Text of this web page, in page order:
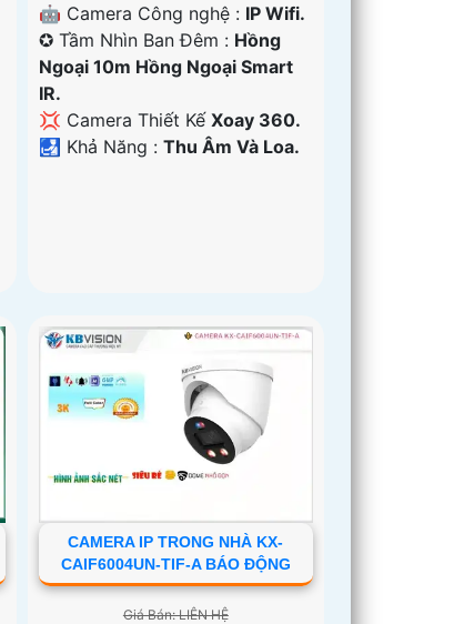
🤖️ Camera Công nghệ : IP Wifi.
✪ Tầm Nhìn Ban Đêm : Hồng
Ngoại 10m Hồng Ngoại Smart
IR.
💢 Camera Thiết KếXoay 360.
️🛃 Khả Năng :Thu Âm Và Loa.
CAMERA IP TRONG NHÀ KX-
CAIF6004UN-TIF-A BÁO ĐỘNG
Giá Bán: LIÊN HỆ